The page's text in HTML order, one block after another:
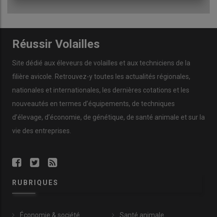
– Les attentes sociétales peuvent devenir des leviers au
changement, si elles sont traduites concrètement en
trajectoires d’évolution des pratiques
leurs systèmes
– La reconnaissance des efforts et progrès réalisés
favorise l’envie d’aller plus loin
Chiffres clés
– 96 % des éleveurs jugent le bien-être animal
sociétales et les achats des consommateurs
Réussir Volailles
Site dédié aux éleveurs de volailles et aux techniciens de la
filière avicole. Retrouvez-y toutes les actualités régionales,
nationales et internationales, les dernières cotations et les
nouveautés en termes d’équipements, de techniques
d’élevage, d’économie, de génétique, de santé animale et sur la
vie des entreprises.
RUBRIQUES
Économie & société Santé animale